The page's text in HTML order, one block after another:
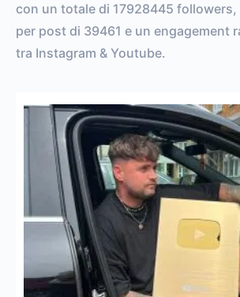
con un totale di 17928445
per post di 39461 e un engagement
tra Instagram & Youtube.